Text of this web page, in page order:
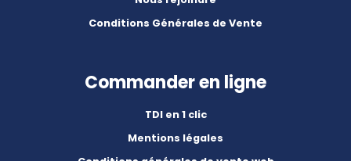
Conditions Générales de Vente
Commander en ligne
TDI en 1 clic
Mentions légales